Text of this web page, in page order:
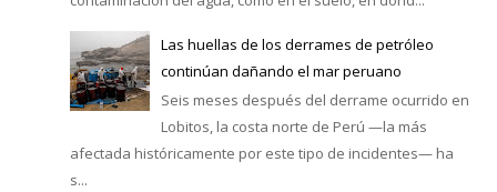
Las huellas de los derrames de petróleo
continúan dañando el mar peruano
Seis meses después del derrame ocurrido en
Lobitos, la costa norte de Perú —la más
afectada históricamente por este tipo de incidentes— ha
s...